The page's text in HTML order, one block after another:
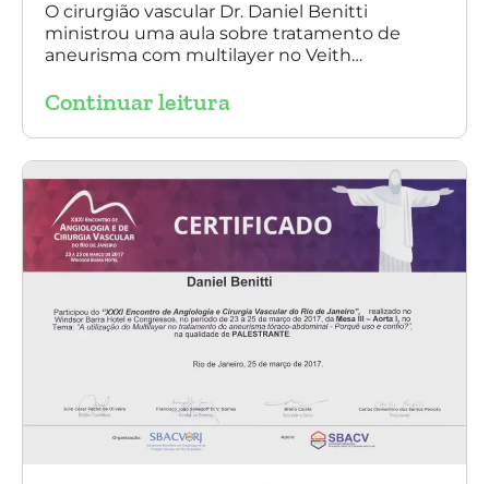
O cirurgião vascular Dr. Daniel Benitti
ministrou uma aula sobre tratamento de
aneurisma com multilayer no Veith
Continuar leitura